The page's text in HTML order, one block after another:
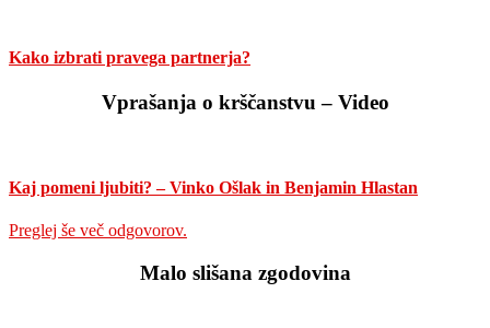
Kako izbrati pravega partnerja?
Vprašanja o krščanstvu – Video
Kaj pomeni ljubiti? – Vinko Ošlak in Benjamin Hlastan
Preglej še več odgovorov.
Malo slišana zgodovina